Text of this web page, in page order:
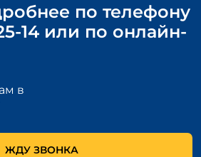
по телефону
14 или по онлайн-
в
ЖДУ ЗВОНКА